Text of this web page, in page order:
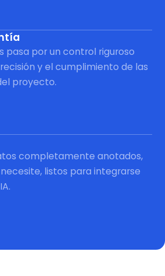
pasa por un control riguroso
y el cumplimiento de las
proyecto.
completamente anotados,
listos para integrarse